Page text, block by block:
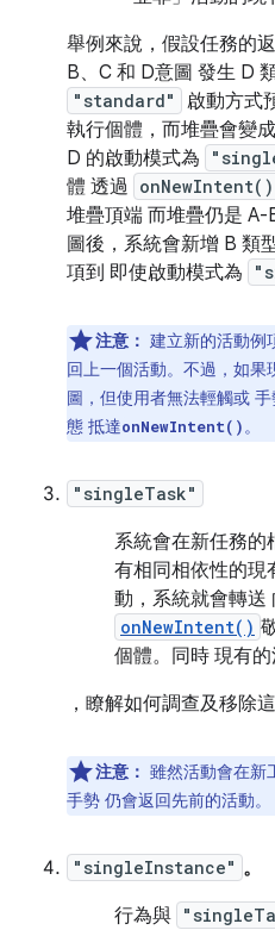
舉例來說，假設任務的
B、C 和 D意圖 發生 D
"standard"
啟動方式
執行個體，而堆疊會變
D 的啟動模式為
體 透過 onNewIntent()
堆疊頂端 而堆疊仍是
圖後，系統會新增 B 類
項到 即使啟動模式為
注意： 建立新的活動例
回上一個活動。不過，如
圖，但使用者無法輕觸或
態 抵達onNewIntent()。
"singleTask"
系統會在新任務的
有相同相依性的現
動，系統就會轉送
onNewIntent()
個體。同時 現有
，瞭解如何調查及移除
注意： 雖然活動會在新
手勢 仍會返回先前的活動。
"singleInstance" 。
行為與